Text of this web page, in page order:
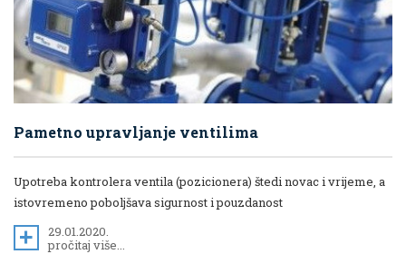
Pametno upravljanje ventilima
Upotreba kontrolera ventila (pozicionera) štedi novac i vrijeme, a
istovremeno poboljšava sigurnost i pouzdanost
29.01.2020.
pročitaj više...